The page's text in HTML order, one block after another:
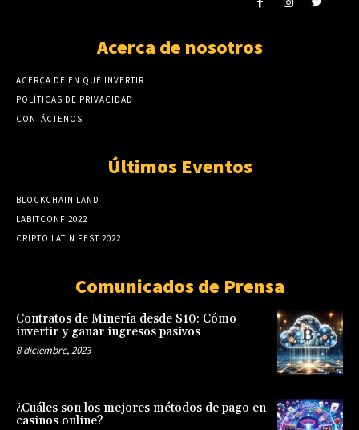
Acerca de nosotros
ACERCA DE EN QUÉ INVERTIR
POLÍTICAS DE PRIVACIDAD
CONTÁCTENOS
Últimos Eventos
BLOCKCHAIN LAND
LABITCONF 2022
CRIPTO LATIN FEST 2022
Comunicados de Prensa
Contratos de Minería desde $10: Cómo
invertir y ganar ingresos pasivos
8 diciembre, 2023
¿Cuáles son los mejores métodos de pago en
casinos online?